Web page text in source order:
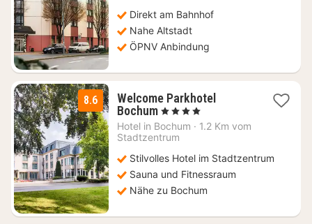
€
Direkt am Bahnhof
Nahe Altstadt
ÖPNV Anbindung
8.6
Welcome Parkhotel
Bochum1
Nacht
ab
€
, 4 Sterne
Hotel in Bochum · 1.2 Km vom
Stadtzentrum
Stilvolles Hotel im Stadtzentrum
Sauna und Fitnessraum
Nähe zu Bochum